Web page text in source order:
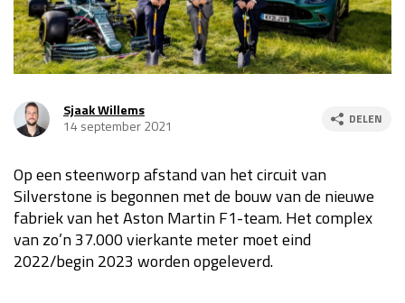
Race
za 13:00 - 15:00
Kwalificatie
za 23:00 - 00:00
Race
zo 21:00 - 23:00
Kwalificatie
za 19:00 - 20:00
Race
Sjaak Willems
14 september 2021
DELEN
Op een steenworp afstand van het circuit van
Silverstone is begonnen met de bouw van de nieuwe
fabriek van het Aston Martin F1-team. Het complex
van zo’n 37.000 vierkante meter moet eind
2022/begin 2023 worden opgeleverd.